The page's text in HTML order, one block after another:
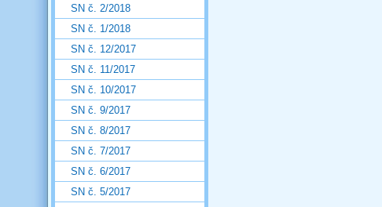
SN č. 2/2018
SN č. 1/2018
SN č. 12/2017
SN č. 11/2017
SN č. 10/2017
SN č. 9/2017
SN č. 8/2017
SN č. 7/2017
SN č. 6/2017
SN č. 5/2017